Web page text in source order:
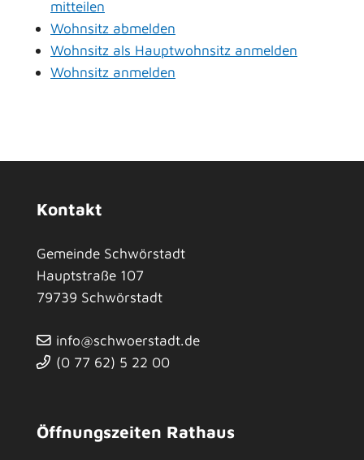
mitteilen
Wohnsitz abmelden
Wohnsitz als Hauptwohnsitz anmelden
Wohnsitz anmelden
Kontakt
Gemeinde Schwörstadt
Hauptstraße 107
79739 Schwörstadt
info@schwoerstadt.de
(0 77 62) 5 22 00
Öffnungszeiten Rathaus